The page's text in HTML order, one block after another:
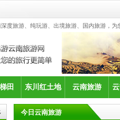
度旅游、纯玩游、出境旅游、国内旅游，为
田 东川红土地 云南旅游
今日云南旅游